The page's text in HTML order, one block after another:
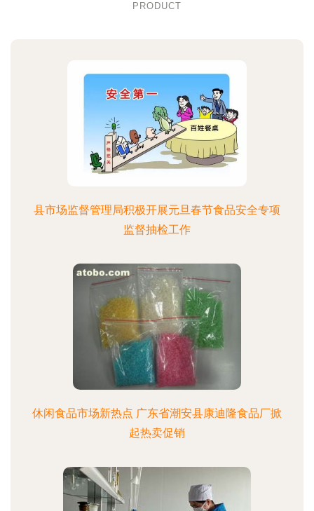
PRODUCT
县市场监督管理局积极开展元旦春节食品安全专项
监督抽检工作
休闲食品市场新热点 广东省潮安县康迪隆食品厂掀
起热卖促销